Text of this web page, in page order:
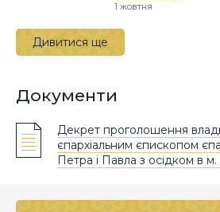
1 жовтня
Дивитися ще
Документи
Декрет проголошення
єпархіальним єпископом
Петра і Павла з осідком в